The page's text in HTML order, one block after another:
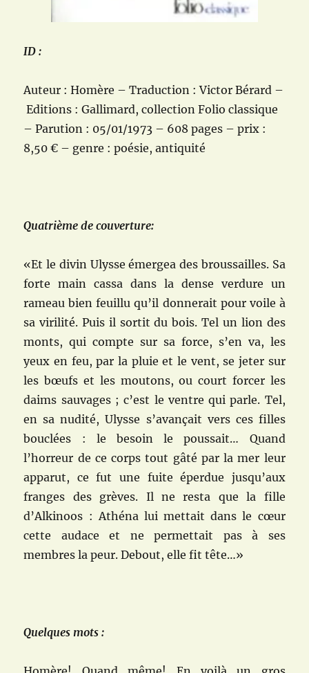
ID :
Auteur : Homère – Traduction : Victor Bérard –
Editions : Gallimard, collection Folio classique
– Parution : 05/01/1973 – 608 pages – prix :
8,50 € – genre : poésie, antiquité
Quatrième de couverture:
«Et le divin Ulysse émergea des broussailles. Sa
forte main cassa dans la dense verdure un
rameau bien feuillu qu’il donnerait pour voile à
sa virilité. Puis il sortit du bois. Tel un lion des
monts, qui compte sur sa force, s’en va, les
yeux en feu, par la pluie et le vent, se jeter sur
les bœufs et les moutons, ou court forcer les
daims sauvages ; c’est le ventre qui parle. Tel,
en sa nudité, Ulysse s’avançait vers ces filles
bouclées : le besoin le poussait… Quand
l’horreur de ce corps tout gâté par la mer leur
apparut, ce fut une fuite éperdue jusqu’aux
franges des grèves. Il ne resta que la fille
d’Alkinoos : Athéna lui mettait dans le cœur
cette audace et ne permettait pas à ses
membres la peur. Debout, elle fit tête…»
Quelques mots :